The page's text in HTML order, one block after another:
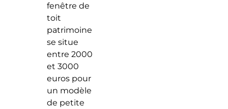
fenêtre de
toit
patrimoine
se situe
entre 2000
et 3000
euros pour
un modèle
de petite